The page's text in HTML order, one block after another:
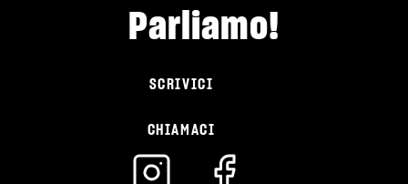
Parliamo!
SCRIVICI
CHIAMACI